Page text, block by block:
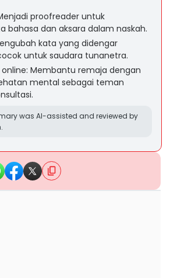
proofreader untuk
bahasa dan aksara dalam naskah.
kata yang didengar
untuk saudara tunanetra.
Membantu remaja dengan
mental sebagai teman
was AI-assisted and reviewed by